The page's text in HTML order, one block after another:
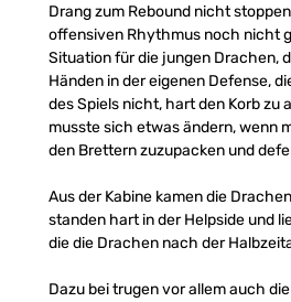
Drang zum Rebound nicht
offensiven Rhythmus noch nicht
Situation für die jungen Drachen,
Händen in der eigenen Defense,
des Spiels nicht, hart den Korb zu
musste sich etwas ändern, wenn
den Brettern zuzupacken und
Aus der Kabine kamen die
standen hart in der Helpside und
die die Drachen nach der
Dazu bei trugen vor allem auch